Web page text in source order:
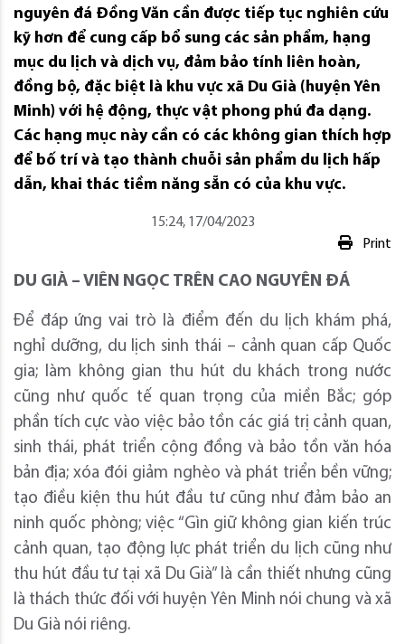
nguyên đá Đồng Văn cần được tiếp tục nghiên cứu
kỹ hơn để cung cấp bổ sung các sản phẩm, hạng
mục du lịch và dịch vụ, đảm bảo tính liên hoàn,
đồng bộ, đặc biệt là khu vực xã Du Già (huyện Yên
Minh) với hệ động, thực vật phong phú đa dạng.
Các hạng mục này cần có các không gian thích hợp
để bố trí và tạo thành chuỗi sản phẩm du lịch hấp
dẫn, khai thác tiềm năng sẵn có của khu vực.
15:24, 17/04/2023
Print
DU GIÀ – VIÊN NGỌC TRÊN CAO NGUYÊN ĐÁ
Để đáp ứng vai trò là điểm đến du lịch khám phá,
nghỉ dưỡng, du lịch sinh thái – cảnh quan cấp Quốc
gia; làm không gian thu hút du khách trong nước
cũng như quốc tế quan trọng của miền Bắc; góp
phần tích cực vào việc bảo tồn các giá trị cảnh quan,
sinh thái, phát triển cộng đồng và bảo tồn văn hóa
bản địa; xóa đói giảm nghèo và phát triển bền vững;
tạo điều kiện thu hút đầu tư cũng như đảm bảo an
ninh quốc phòng; việc “Gìn giữ không gian kiến trúc
cảnh quan, tạo động lực phát triển du lịch cũng như
thu hút đầu tư tại xã Du Già” là cần thiết nhưng cũng
là thách thức đối với huyện Yên Minh nói chung và xã
Du Già nói riêng.